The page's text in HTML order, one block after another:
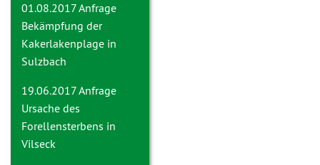
01.08.2017 Anfrage
Bekämpfung der
Kakerlakenplage in
Sulzbach
19.06.2017 Anfrage
Ursache des
Forellensterbens in
Vilseck